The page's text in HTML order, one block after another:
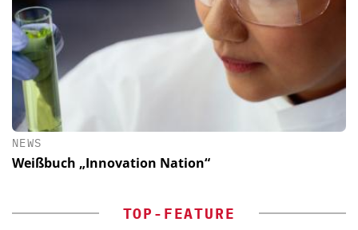
NEWS
Weißbuch „Innovation Nation“
TOP-FEATURE